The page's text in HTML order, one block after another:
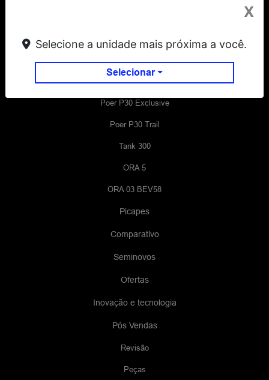
Poer P30 Pro
Poer P30 Exclusive
Poer P30 Trail
Tank 300
ORA 5
ORA 03 BEV58
Picapes
Comparativo
Seminovos
Ofertas
Inovação e tecnologia
Pós Vendas
Revisão
Peças
X
Selecione a unidade mais próxima a você.
Selecionar